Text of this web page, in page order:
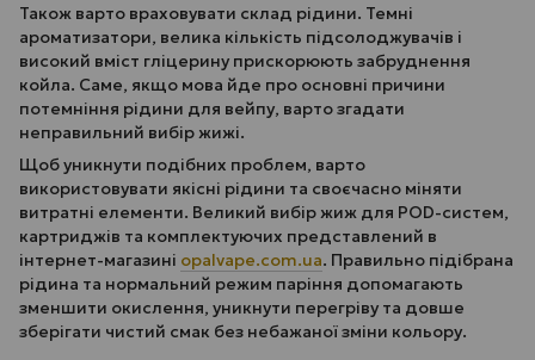
Також варто враховувати склад рідини. Темні
ароматизатори, велика кількість підсолоджувачів і
високий вміст гліцерину прискорюють забруднення
койла. Саме, якщо мова йде про основні причини
потемніння рідини для вейпу, варто згадати
неправильний вибір жижі.
Щоб уникнути подібних проблем, варто
використовувати якісні рідини та своєчасно міняти
витратні елементи. Великий вибір жиж для POD-систем,
картриджів та комплектуючих представлений в
інтернет-магазині opalvape.com.ua. Правильно підібрана
рідина та нормальний режим паріння допомагають
зменшити окислення, уникнути перегріву та довше
зберігати чистий смак без небажаної зміни кольору.